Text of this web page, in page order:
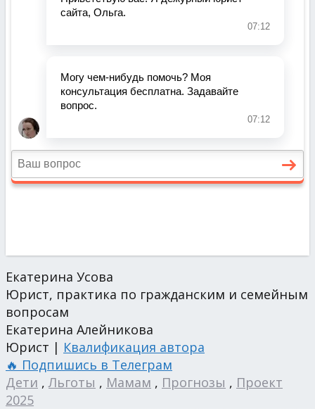
Екатерина Усова
Юрист, практика по гражданским и семейным
вопросам
Екатерина Алейникова
Юрист | Квалификация автора
🔥 Подпишись в Телеграм
Дети , Льготы , Мамам , Прогнозы , Проект
2025